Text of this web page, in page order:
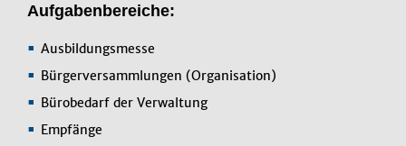
Aufgabenbereiche:
Ausbildungsmesse
Bürgerversammlungen (Organisation)
Bürobedarf der Verwaltung
Empfänge